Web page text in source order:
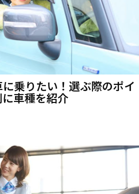
乗りたい！選ぶ際のポイ
車種を紹介